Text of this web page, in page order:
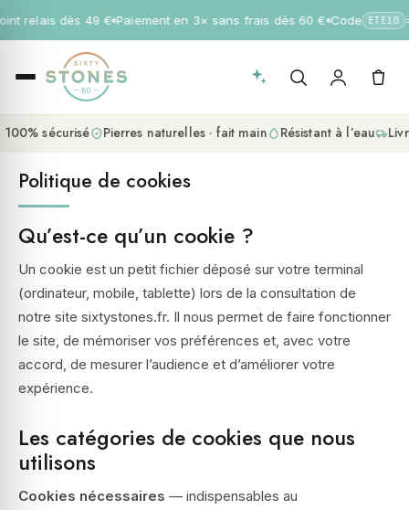
relais dès 49 € Paiement en 3× sans frais dès 60 € Code ETE10 =
sécurisé Pierres naturelles · fait main Résistant à l’eau
Politique de cookies
Qu’est-ce qu’un cookie ?
Un cookie est un petit fichier déposé sur votre terminal
(ordinateur, mobile, tablette) lors de la consultation de
notre site sixtystones.fr. Il nous permet de faire fonctionner
le site, de mémoriser vos préférences et, avec votre
accord, de mesurer l’audience et d’améliorer votre
expérience.
Les catégories de cookies que nous
utilisons
Cookies nécessaires — indispensables au